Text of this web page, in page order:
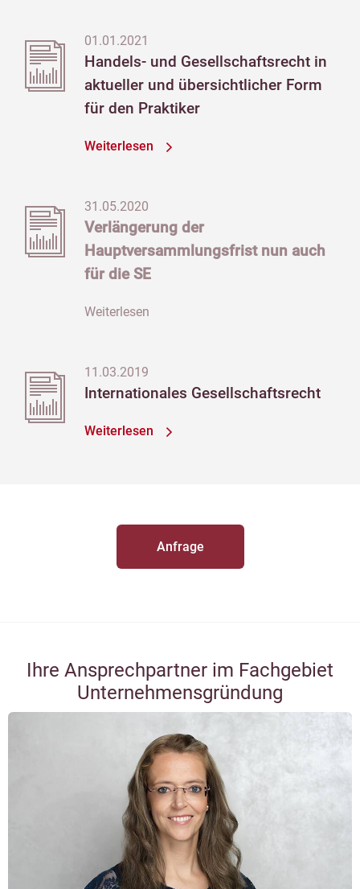
01.01.2021
Handels- und Gesellschaftsrecht in
aktueller und übersichtlicher Form
für den Praktiker
Weiterlesen
31.05.2020
Verlängerung der
Hauptversammlungsfrist nun auch
für die SE
Weiterlesen
11.03.2019
Internationales Gesellschaftsrecht
Weiterlesen
Anfrage
Ihre Ansprechpartner im Fachgebiet
Unternehmensgründung